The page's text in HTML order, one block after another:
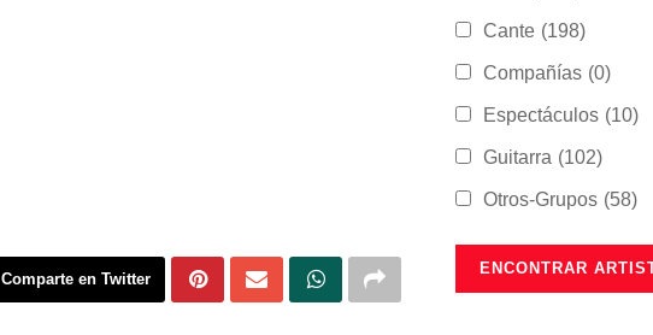
Comparte en Twitter
Cante (198)
Compañías (0)
Espectáculos (10)
Guitarra (102)
Otros-Grupos (58)